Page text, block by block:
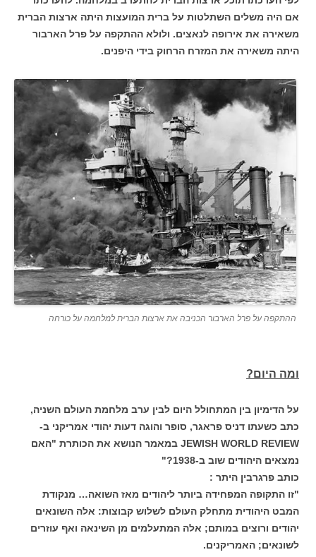
אם היה משלים השתלטות על ברית המועצות היתה ארצות הברית
משאירה את אירופה לנאצים. ולולא ההתקפה על פרל הארבור
היתה משאירה את המזרח הרחוק בידי היפנים.
ההתקפה על פרל הארבור הכניבה את ארצות הברית למלחמה על כורחה
ומה היום?
על הדימיון בין המתחולל היום לבין ערב מלחמת העולם השניה,
כתב כשעתו דניס פראגר, סופר והוגה דעות יהודי אמריקני ב-
JEWISH WORLD REVIEW במאמר הנושא את הכותרת "האם
נמצאים היהודים שוב ב-1938?"
כותב פרגרבין היתר :
"זו התקופה המפחידה ביותר ליהודים מאז השואה… מנקודת
המבט היהודית מתחלק העולם לשלוש קבוצות: אלה השונאים
יהודים ורוצים במותם; אלה המתעלמים מן השינאה ואף עוזרים
לשונאים; האמריקנים.